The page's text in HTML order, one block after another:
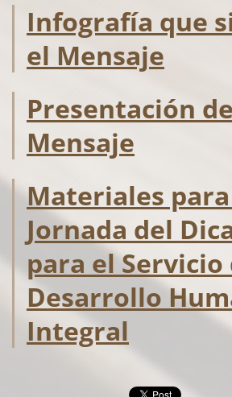
Infografía que
el Mensaje
Presentación
Mensaje
Materiales
Jornada del
para el Servicio
Desarrollo
Integral